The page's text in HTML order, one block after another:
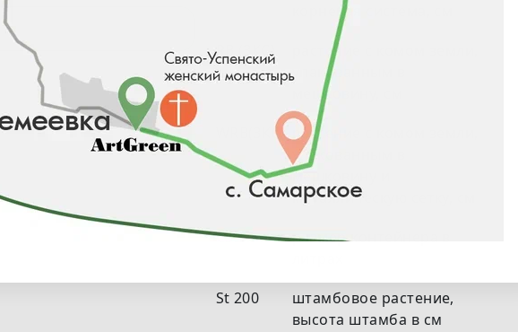
корневая система, см
RB (ЗКС)
растение с комом земли,
упакованным в
мешковину, см
WRB(ЗКС)
растение с комом земли,
упакованным в
мешковину и
металлическую сетку, см
С35
размер контейнера в
St 200
штамбовое растение,
высота штамба в см